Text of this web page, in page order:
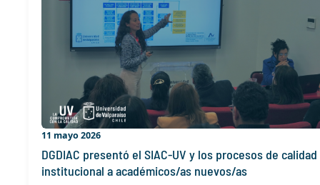
11 mayo 2026
DGDIAC presentó el SIAC-UV y los procesos de calidad
institucional a académicos/as nuevos/as